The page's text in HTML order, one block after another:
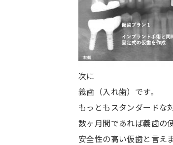
次に
義歯（入れ歯）です。
もっともスタンダードな
数ヶ月間であれば義歯の
安全性の高い仮歯と言えま